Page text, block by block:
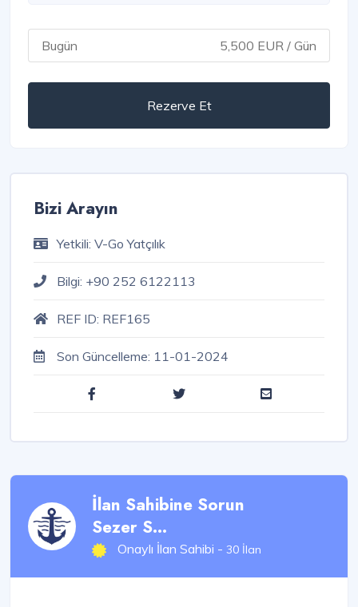
Bugün 5,500 EUR / Gün
Rezerve Et
Bizi Arayın
Yetkili: V-Go Yatçılık
Bilgi: +90 252 6122113
REF ID: REF165
Son Güncelleme: 11-01-2024
İlan Sahibine Sorun
Sezer S...
Onaylı İlan Sahibi -30 İlan